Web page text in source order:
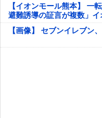
【イオンモール熊本】 一
避難誘導の証言が複数」
疑い
【画像】 セブンイレブン